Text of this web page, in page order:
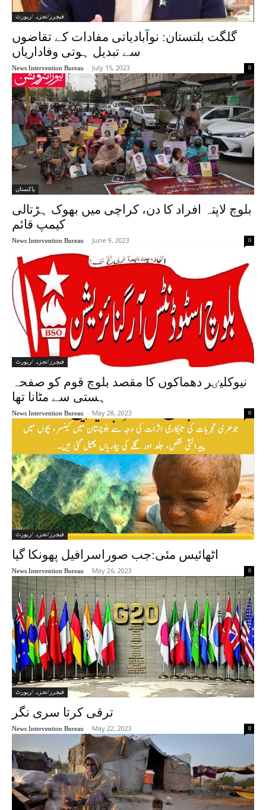
فیچرز/تجزیہ/رپورٹ
گلگت بلتستان: نوآبادیاتی مفادات کے تقاضوں
سے تبدیل ہوتی وفاداریاں
News Intervention Bureau - July 15, 2023 0
پاکستان
بلوچ لاپتہ افراد کا دن، کراچی میں بھوک ہڑتالی
کیمپ قائم
News Intervention Bureau - June 9, 2023 0
فیچرز/تجزیہ/رپورٹ
نیوکلیٸر دھماکوں کا مقصد بلوچ قوم کو صفحہ
ہستی سے مٹانا تھا
News Intervention Bureau - May 28, 2023 0
فیچرز/تجزیہ/رپورٹ
اٹھائیس مئی:جب صوراسرافیل پھونکا گیا
News Intervention Bureau - May 26, 2023 0
فیچرز/تجزیہ/رپورٹ
ترقی کرتا سری نگر
News Intervention Bureau - May 22, 2023 0